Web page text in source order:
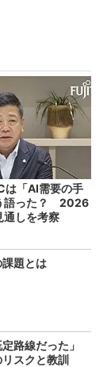
は「AI需要の手
語った？ 2026
通しを考察
題とは
路線だった」
スクと教訓